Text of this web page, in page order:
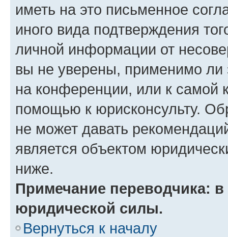
иметь на это письменное
иного вида подтверждения
личной информации от
вы не уверены, применимо ли
на конференции, или к самой
помощью к юрисконсульту.
не может давать
является объектом
ниже.
Примечание переводчика:
юридической силы.
Вернуться к началу